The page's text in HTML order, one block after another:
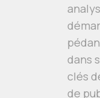
dans
clés
de